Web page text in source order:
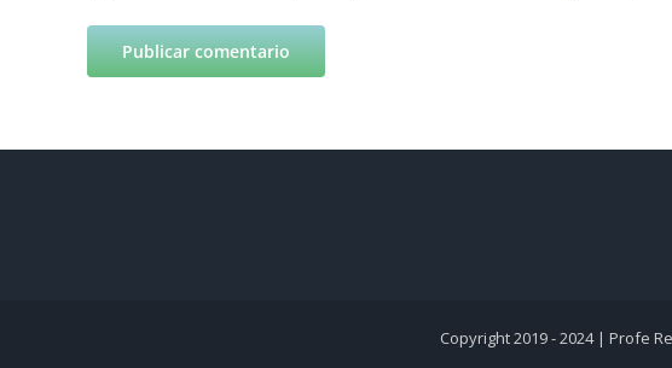
Copyright 2019 - 2024 | Profe